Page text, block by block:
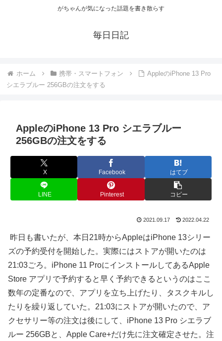
がちゃんが気になった話題を書き散らす
毎日日記
ホーム 携帯・スマートフォン
AppleのiPhone 13 Pro
シエラブルー 256GBの注文をする
AppleのiPhone 13 Pro シエラブルー
256GBの注文をする
X Facebook はてブ
LINE Pinterest コピー
2021.09.17 2022.04.22
昨日も書いたが、本日21時からAppleはiPhone 13シリー
ズの予約受付を開始した。実際にはストアが開いたのは
21:03ごろ。iPhone 11 ProにインストールしてあるApple
Store アプリで予約すると早く予約できるというのはここ
数年の定番なので、アプリを立ち上げたり、タスクキルし
たりを繰り返していた。21:03にストアが開いたので、ア
クセサリー等の注文は後にして、iPhone 13 Pro シエラブ
ルー 256GBと、Apple Care+だけ先に注文確定させた。注